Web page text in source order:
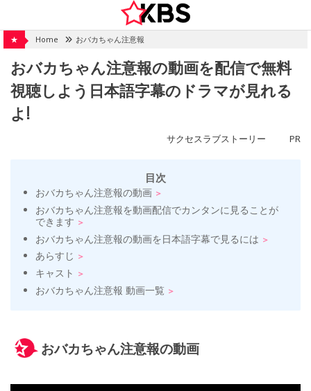
content
★ Home おバカちゃん注意報
おバカちゃん注意報の動画を配信で無料
視聴しよう日本語字幕のドラマが見れる
よ!
サクセスラブストーリー PR
目次
おバカちゃん注意報の動画
おバカちゃん注意報を動画配信でカンタンに見ることが
できます
おバカちゃん注意報の動画を日本語字幕で見るには
あらすじ
キャスト
おバカちゃん注意報 動画一覧
おバカちゃん注意報の動画